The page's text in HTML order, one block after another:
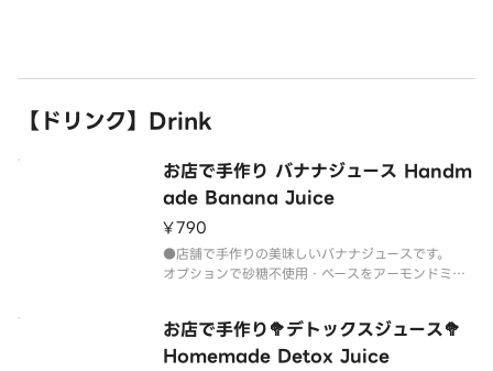
【ドリンク】Drink
お店で手作り バナナジュース Handm
ade Banana Juice
¥790
●店舗で手作りの美味しいバナナジュースです。
オプションで砂糖不使用・ベースをアーモンドミル
お店で手作り🥦デトックスジュース🥦
Homemade Detox Juice